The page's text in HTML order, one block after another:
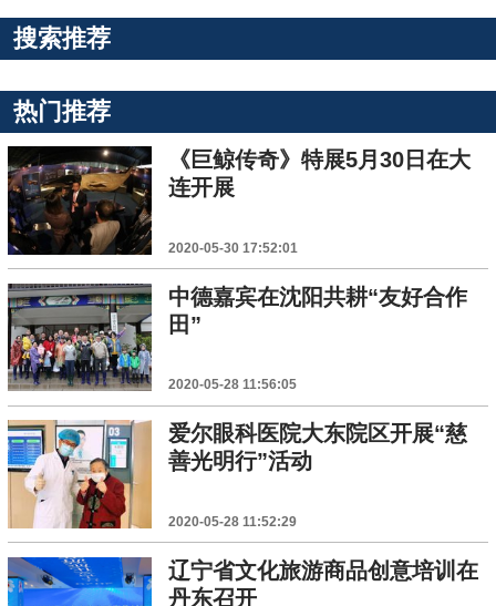
搜索推荐
热门推荐
《巨鲸传奇》特展5月30日在大
连开展
2020-05-30 17:52:01
中德嘉宾在沈阳共耕“友好合作
田”
2020-05-28 11:56:05
爱尔眼科医院大东院区开展“慈
善光明行”活动
2020-05-28 11:52:29
辽宁省文化旅游商品创意培训在
丹东召开